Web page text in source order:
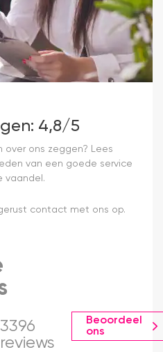
4,8/5
over ons zeggen? Lees
van een goede service
vaandel.
contact met ons op.
3396
reviews
Beoordeel
ons